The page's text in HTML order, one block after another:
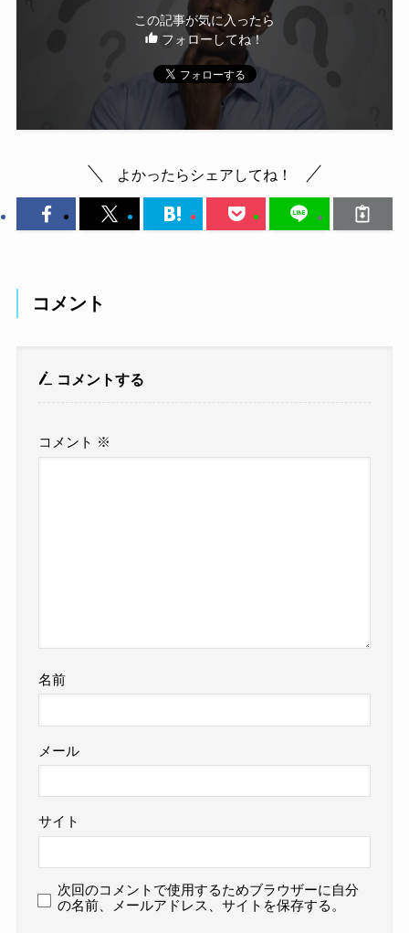
この記事が気に入ったら
フォローしてね！
よかったらシェアしてね！
コメント
コメントする
コメント ※
名前
メール
サイト
次回のコメントで使用するためブラウザーに自分
の名前、メールアドレス、サイトを保存する。